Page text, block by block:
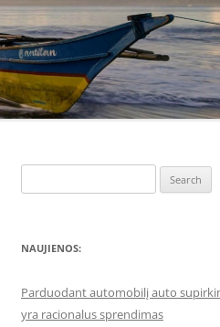
for:
NAUJIENOS:
Parduodant automobilį auto
yra racionalus sprendimas